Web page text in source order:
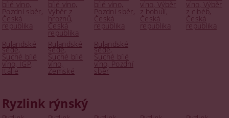
bílé víno,
Pozdní sběr,
Česká
republika
bílé víno,
Výběr z
hroznů,
Česká
republika
bílé víno,
Pozdní sběr,
Česká
republika
víno, Výběr
z bobulí,
Česká
republika
víno, Výběr
z cibéb,
Česká
republika
Rulandské
šedé,
Suché bílé
víno, IGP,
Itálie
Rulandské
šedé,
Suché bílé
víno,
Zemské
Rulandské
šedé,
Suché bílé
víno, Pozdní
sběr
Ryzlink rýnský